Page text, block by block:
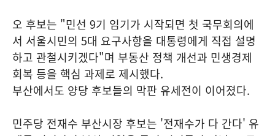
오 후보는 "민선 9기 임기가 시작되면 첫 국무회의에
서 서울시민의 5대 요구사항을 대통령에게 직접 설명
하고 관철시키겠다"며 부동산 정책 개선과 민생경제
회복 등을 핵심 과제로 제시했다.
부산에서도 양당 후보들의 막판 유세전이 이어졌다.
민주당 전재수 부산시장 후보는 '전재수가 다 간다' 유